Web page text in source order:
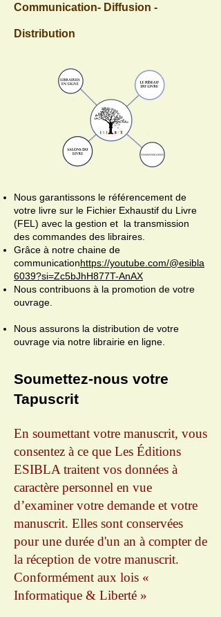
Communication- Diffusion -
Distribution
Nous garantissons le référencement de
votre livre sur le Fichier Exhaustif du Livre
(FEL) avec la gestion et la transmission
des commandes des libraires.
Grâce à notre chaine de
communicationhttps://youtube.com/@esibla
6039?si=Zc5bJhH877T-AnAX
Nous contribuons à la promotion de votre
ouvrage.
Nous assurons la distribution de votre
ouvrage via notre librairie en ligne.
Soumettez-nous votre
Tapuscrit
En soumettant votre manuscrit, vous
consentez à ce que Les Éditions
ESIBLA traitent vos données à
caractère personnel en vue
d’examiner votre demande et votre
manuscrit. Elles sont conservées
pour une durée d'un an à compter de
la réception de votre manuscrit.
Conformément aux lois «
Informatique & Liberté »